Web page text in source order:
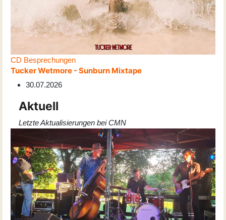
CD Besprechungen
Tucker Wetmore - Sunburn Mixtape
30.07.2026
Aktuell
Letzte Aktualisierungen bei CMN